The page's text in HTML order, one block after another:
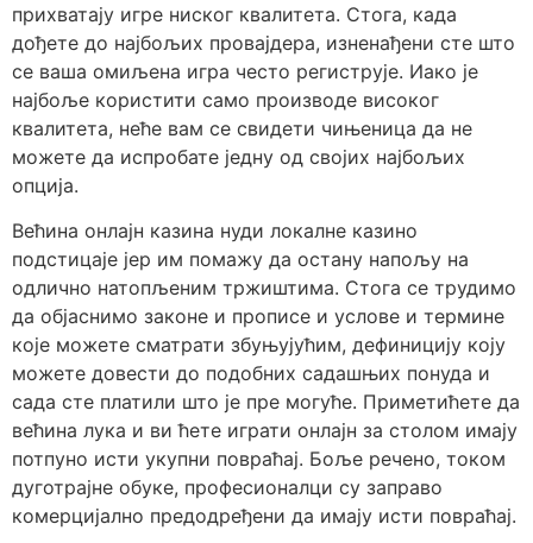
прихватају игре ниског квалитета. Стога, када
дођете до најбољих провајдера, изненађени сте што
се ваша омиљена игра често региструје. Иако је
најбоље користити само производе високог
квалитета, неће вам се свидети чињеница да не
можете да испробате једну од својих најбољих
опција.
Већина онлајн казина нуди локалне казино
подстицаје јер им помажу да остану напољу на
одлично натопљеним тржиштима. Стога се трудимо
да објаснимо законе и прописе и услове и термине
које можете сматрати збуњујућим, дефиницију коју
можете довести до подобних садашњих понуда и
сада сте платили што је пре могуће. Приметићете да
већина лука и ви ћете играти онлајн за столом имају
потпуно исти укупни повраћај. Боље речено, током
дуготрајне обуке, професионалци су заправо
комерцијално предодређени да имају исти повраћај.